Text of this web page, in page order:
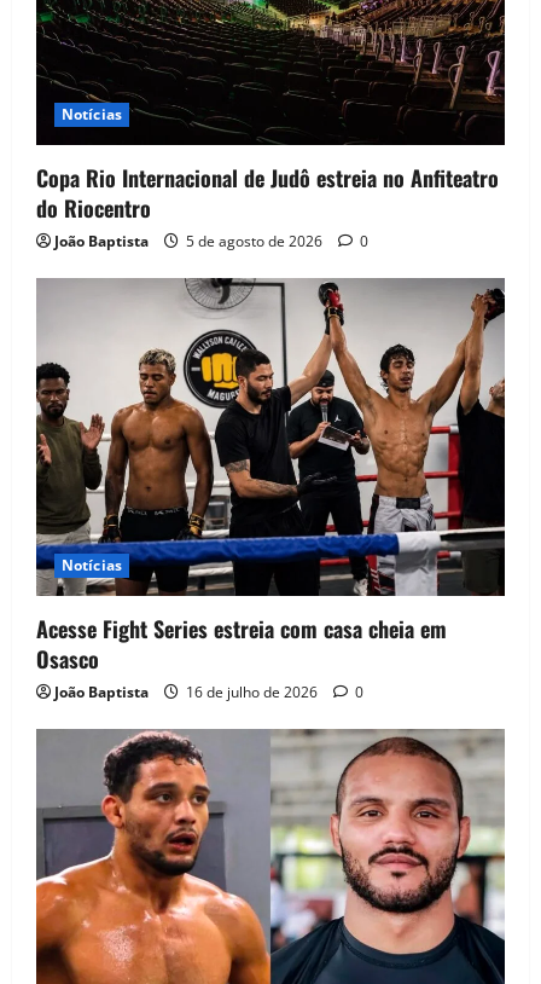
Notícias
Copa Rio Internacional de Judô estreia no Anfiteatro
do Riocentro
João Baptista 5 de agosto de 2026 0
Notícias
Acesse Fight Series estreia com casa cheia em
Osasco
João Baptista 16 de julho de 2026 0